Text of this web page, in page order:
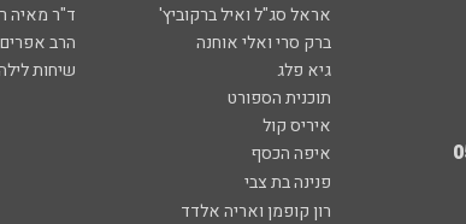
אראל סג"ל ואיל ברקוביץ'
ד"ר מאיה
ברק סרי ואלי אוחנה
הרב אפרים
גיא פלג
שיחות
תוכנית הספורט
איריס קול
איפה הכסף
פנינה בת צבי
רון קופמן ואריה אלדד